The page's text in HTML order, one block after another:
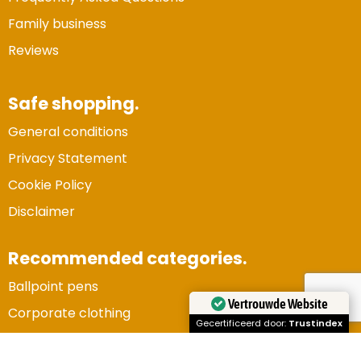
Family business
Reviews
Safe shopping.
General conditions
Privacy Statement
Cookie Policy
Disclaimer
Recommended categories.
Ballpoint pens
Corporate clothing
Vertrouwde Website
Gecertificeerd door: Trustindex